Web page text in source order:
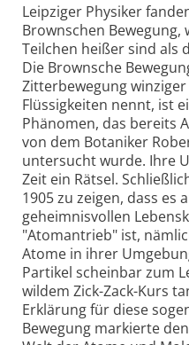
Leipziger Physiker
Brownschen Bewegung,
Teilchen heißer sind als
Die Brownsche
Zitterbewegung
Flüssigkeiten nennt, ist
Phänomen, das bereits
von dem Botaniker
untersucht wurde. Ihre
Zeit ein Rätsel.
1905 zu zeigen, dass es
geheimnisvollen
"Atomantrieb" ist,
Atome in ihrer
Partikel scheinbar zum
wildem Zick-Zack-Kurs
Erklärung für diese
Bewegung markierte